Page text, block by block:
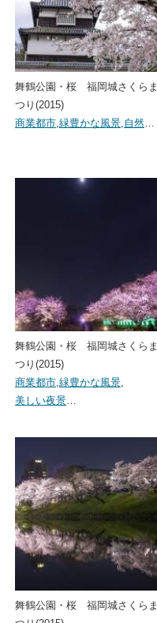
舞鶴公園・桜 福岡城さくらま
つり(2015)
商業都市,緑豊かな風景,自然…
舞鶴公園・桜 福岡城さくらま
つり(2015)
商業都市,緑豊かな風景,
美しい夜景…
舞鶴公園・桜 福岡城さくらま